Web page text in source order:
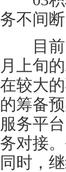
务不间断
目前，
月上旬
在较大
的筹备
服务平
务对接
同时，